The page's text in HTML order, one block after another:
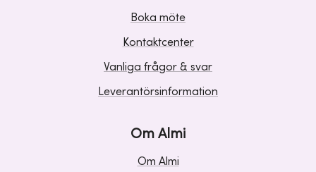
Boka möte
Kontaktcenter
Vanliga frågor & svar
Leverantörsinformation
Om Almi
Om Almi